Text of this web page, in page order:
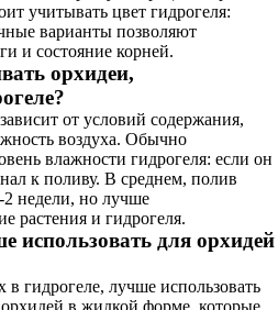
учитывать цвет гидрогеля:
варианты позволяют
и состояние корней.
орхидеи,
от условий содержания,
воздуха. Обычно
влажности гидрогеля: если он
к поливу. В среднем, полив
2 недели, но лучше
растения и гидрогеля.
использовать для орхидей
гидрогеле, лучше использовать
в жидкой форме, которые